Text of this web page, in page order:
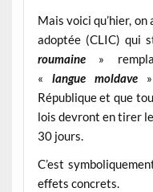
Mais voici qu’hier, on
adoptée (CLIC) qui
roumaine»
« langue moldave
République et que
lois devront en tirer
30 jours.
C’est
effets concrets.